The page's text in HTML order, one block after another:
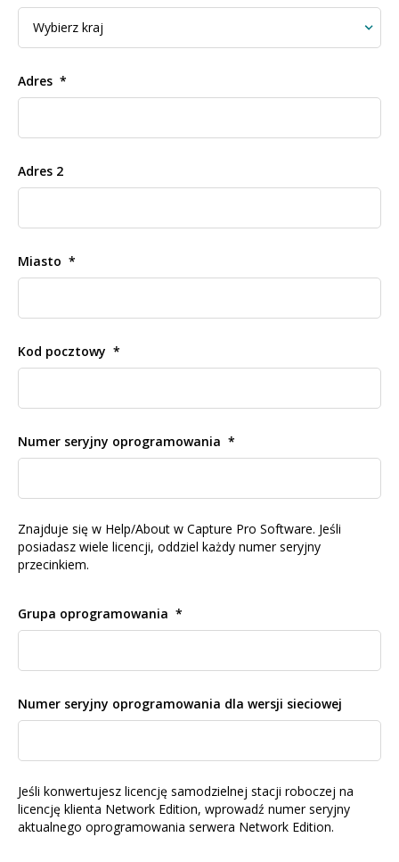
Adres
Adres 2
Miasto
Kod pocztowy
Numer seryjny oprogramowania
Znajduje się w Help/About w Capture Pro Software. Jeśli
posiadasz wiele licencji, oddziel każdy numer seryjny
przecinkiem.
Grupa oprogramowania
Numer seryjny oprogramowania dla wersji sieciowej
Jeśli konwertujesz licencję samodzielnej stacji roboczej na
licencję klienta Network Edition, wprowadź numer seryjny
aktualnego oprogramowania serwera Network Edition.